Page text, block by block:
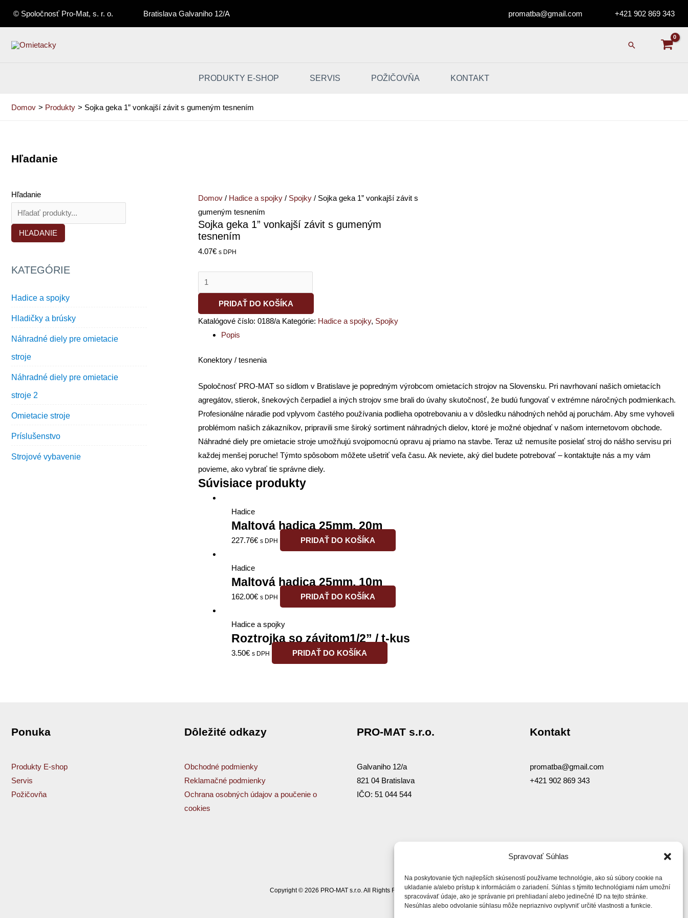
Spravovať Súhlas
Na poskytovanie tých najlepších skúseností používame technológie, ako sú súbory cookie na
ukladanie a/alebo prístup k informáciám o zariadení. Súhlas s týmito technológiami nám umožní
spracovávať údaje, ako je správanie pri prehliadaní alebo jedinečné ID na tejto stránke.
Nesúhlas alebo odvolanie súhlasu môže nepriaznivo ovplyvniť určité vlastnosti a funkcie.
© Spoločnosť Pro-Mat, s. r. o. Bratislava Galvaniho 12/A promatba@gmail.com +421 902 869 343
Hľadať
PRODUKTY E-SHOP SERVIS POŽIČOVŇA KONTAKT
Domov Produkty Sojka geka 1” vonkajší závit s gumeným tesnením
Hľadanie
Hľadanie
HĽADANIE
KATEGÓRIE
Hadice a spojky
Hladičky a brúsky
Náhradné diely pre omietacie
stroje
Náhradné diely pre omietacie
stroje 2
Omietacie stroje
Príslušenstvo
Strojové vybavenie
Domov / Hadice a spojky / Spojky / Sojka geka 1” vonkajší závit s
gumeným tesnením
Sojka geka 1” vonkajší závit s gumeným
tesnením
4.07€ s DPH
1”
vonkajší
závit
s
gumeným
PRIDAŤ DO KOŠÍKA
Katalógové číslo: 0188/a Kategórie: Hadice a spojky, Spojky
Popis
Konektory / tesnenia
Spoločnosť PRO-MAT so sídlom v Bratislave je popredným výrobcom omietacích strojov na Slovensku. Pri navrhovaní našich omietacích
agregátov, stierok, šnekových čerpadiel a iných strojov sme brali do úvahy skutočnosť, že budú fungovať v extrémne náročných podmienkach.
Profesionálne náradie pod vplyvom častého používania podlieha opotrebovaniu a v dôsledku náhodných nehôd aj poruchám. Aby sme vyhoveli
problémom našich zákazníkov, pripravili sme široký sortiment náhradných dielov, ktoré je možné objednať v našom internetovom obchode.
Náhradné diely pre omietacie stroje umožňujú svojpomocnú opravu aj priamo na stavbe. Teraz už nemusíte posielať stroj do nášho servisu pri
každej menšej poruche! Týmto spôsobom môžete ušetriť veľa času. Ak neviete, aký diel budete potrebovať – ​​kontaktujte nás a my vám
povieme, ako vybrať tie správne diely.
Súvisiace produkty
Hadice
Maltová hadica 25mm, 20m
227.76€ s DPH PRIDAŤ DO KOŠÍKA
Hadice
Maltová hadica 25mm, 10m
162.00€ s DPH PRIDAŤ DO KOŠÍKA
Hadice a spojky
Roztrojka so závitom1/2” / t-kus
3.50€ s DPH PRIDAŤ DO KOŠÍKA
Ponuka
Produkty E-shop
Servis
Požičovňa
Dôležité odkazy
Obchodné podmienky
Reklamačné podmienky
Ochrana osobných údajov a poučenie o
cookies
PRO-MAT s.r.o.
Galvaniho 12/a
821 04 Bratislava
IČO: 51 044 544
Kontakt
promatba@gmail.com
+421 902 869 343
Copyright © 2026 PRO-MAT s.r.o. All Rights Reserved